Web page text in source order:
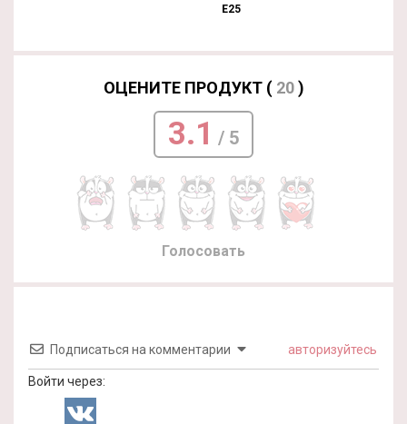
E25
ОЦЕНИТЕ ПРОДУКТ ( 20)
3.1 / 5
Голосовать
Подписаться на комментарии авторизуйтесь
Войти через: